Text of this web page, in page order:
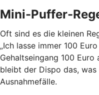
Mini-Puffer-
Oft sind es die kleinen
„Ich lasse immer 100
Gehaltseingang 100 Euro
bleibt der Dispo das,
Ausnahmefälle.